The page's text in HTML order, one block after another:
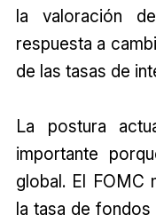
la valoración
respuesta a
de las tasas de
La postura
importante
global. El FOMC
la tasa de